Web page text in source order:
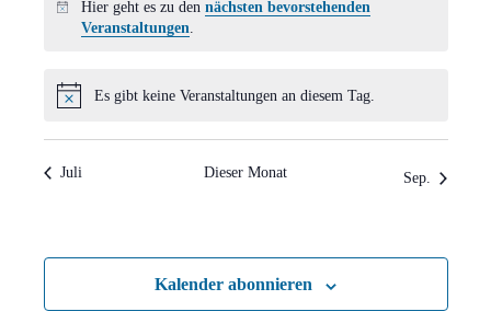
Hinweis
Hier geht es zu den nächsten bevorstehenden
Veranstaltungen.
Hinweis
Es gibt keine Veranstaltungen an diesem Tag.
Juli Dieser Monat Sep.
Kalender abonnieren